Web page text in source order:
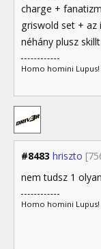
charge + fanatizm
griswold set +
néhány plusz
Homo homini
#8483 hriszto
nem tudsz 1
Homo homini